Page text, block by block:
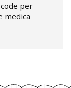
per
medica